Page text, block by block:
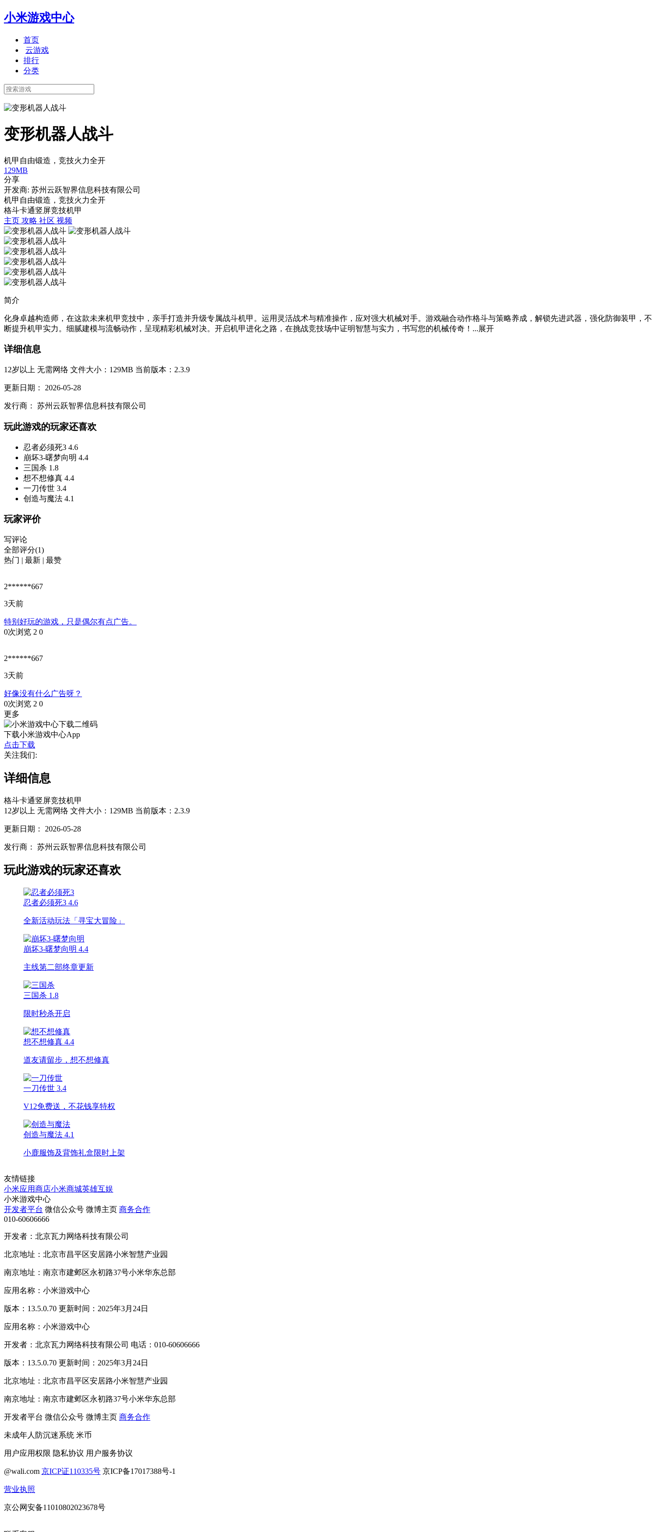
小米游戏中心
首页
云游戏
排行
分类
变形机器人战斗
机甲自由锻造，竞技火力全开
129MB
分享
开发商: 苏州云跃智界信息科技有限公司
机甲自由锻造，竞技火力全开
格斗卡通竖屏竞技机甲
主页 攻略 社区 视频
简介
化身卓越构造师，在这款未来机甲竞技中，亲手打造并升级专属战斗机甲。运用灵活战术与精准操作，应对强大机械对手。游戏融合动作格斗与策略养成，解锁先进武器，强化防御装甲，不
断提升机甲实力。细腻建模与流畅动作，呈现精彩机械对决。开启机甲进化之路，在挑战竞技场中证明智慧与实力，书写您的机械传奇！...展开
详细信息
12岁以上 无需网络 文件大小：129MB 当前版本：2.3.9
更新日期： 2026-05-28
发行商： 苏州云跃智界信息科技有限公司
玩此游戏的玩家还喜欢
忍者必须死3 4.6
崩坏3-曙梦向明 4.4
三国杀 1.8
想不想修真 4.4
一刀传世 3.4
创造与魔法 4.1
玩家评价
写评论
全部评分(1)
热门 | 最新 | 最赞
2******667
3天前
特别好玩的游戏，只是偶尔有点广告。
0次浏览 2 0
2******667
3天前
好像没有什么广告呀？
0次浏览 2 0
更多
下载小米游戏中心App
点击下载
关注我们:
详细信息
格斗卡通竖屏竞技机甲
12岁以上 无需网络 文件大小：129MB 当前版本：2.3.9
更新日期： 2026-05-28
发行商： 苏州云跃智界信息科技有限公司
玩此游戏的玩家还喜欢
忍者必须死3 4.6
全新活动玩法「寻宝大冒险」
崩坏3-曙梦向明 4.4
主线第二部终章更新
三国杀 1.8
限时秒杀开启
想不想修真 4.4
道友请留步，想不想修真
一刀传世 3.4
V12免费送，不花钱享特权
创造与魔法 4.1
小鹿服饰及背饰礼盒限时上架
友情链接
小米应用商店小米商城英雄互娱
小米游戏中心
开发者平台 微信公众号 微博主页 商务合作
010-60606666
开发者：北京瓦力网络科技有限公司
北京地址：北京市昌平区安居路小米智慧产业园
南京地址：南京市建邺区永初路37号小米华东总部
应用名称：小米游戏中心
版本：13.5.0.70 更新时间：2025年3月24日
应用名称：小米游戏中心
开发者：北京瓦力网络科技有限公司 电话：010-60606666
版本：13.5.0.70 更新时间：2025年3月24日
北京地址：北京市昌平区安居路小米智慧产业园
南京地址：南京市建邺区永初路37号小米华东总部
开发者平台 微信公众号 微博主页 商务合作
未成年人防沉迷系统 米币
用户应用权限 隐私协议 用户服务协议
@wali.com 京ICP证110335号 京ICP备17017388号-1
营业执照
京公网安备11010802023678号